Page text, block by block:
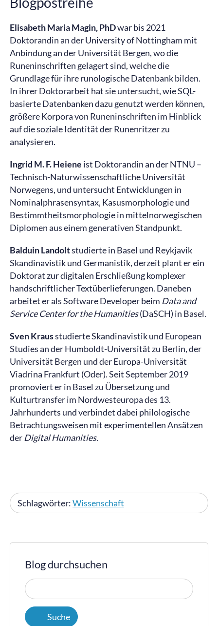
Elisabeth Maria Magin, PhDwar bis 2021
Doktorandin an der University of Nottingham mit
Anbindung an der Universität Bergen, wo die
Runeninschriften gelagert sind, welche die
Grundlage für ihre runologische Datenbank bilden.
In ihrer Doktorarbeit hat sie untersucht, wie SQL-
basierte Datenbanken dazu genutzt werden können,
größere Korpora von Runeninschriften im Hinblick
auf die soziale Identität der Runenritzer zu
analysieren.
Ingrid M. F. Heiene ist Doktorandin an der NTNU –
Technisch-Naturwissenschaftliche Universität
Norwegens, und untersucht Entwicklungen in
Nominalphrasensyntax, Kasusmorphologie und
Bestimmtheitsmorphologie in mittelnorwegischen
Diplomen aus einem generativen Standpunkt.
Balduin Landoltstudierte in Basel und Reykjavik
Skandinavistik und Germanistik, derzeit plant er ein
Doktorat zur digitalen Erschließung komplexer
handschriftlicher Textüberlieferungen. Daneben
arbeitet er als Software Developer beim Data and
Service Center for the Humanities(DaSCH) in Basel.
Sven Krausstudierte Skandinavistik und European
Studies an der Humboldt-Universität zu Berlin, der
Universität Bergen und der Europa-Universität
Viadrina Frankfurt (Oder). Seit September 2019
promoviert er in Basel zu Übersetzung und
Kulturtransfer im Nordwesteuropa des 13.
Jahrhunderts und verbindet dabei philologische
Betrachtungsweisen mit experimentellen Ansätzen
der Digital Humanities.
Schlagwörter:Wissenschaft
Blog durchsuchen